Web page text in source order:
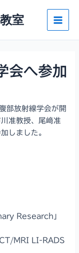
室
Main
会へ参加
部放射線学会が開
准教授、尾﨑准
しました。
Research」
MRI LI-RADS